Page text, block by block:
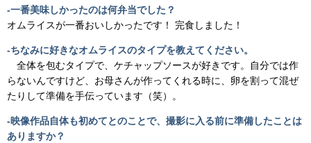
-一番美味しかったのは何弁当でした？
オムライスが一番おいしかったです！ 完食しました！
-ちなみに好きなオムライスのタイプを教えてください。
全体を包むタイプで、ケチャップソースが好きです。自分では作
らないんですけど、お母さんが作ってくれる時に、卵を割って混ぜ
たりして準備を手伝っています（笑）。
-映像作品自体も初めてとのことで、撮影に入る前に準備したことは
ありますか？